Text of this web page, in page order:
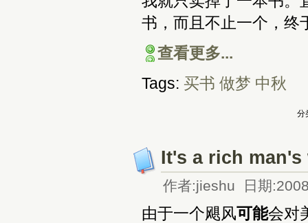
书，而且不止一个，终
查看更多...
Tags: 买书 做梦 中秋
分
It's a rich
作者:jieshu 日期
由于一个飓风可能会对